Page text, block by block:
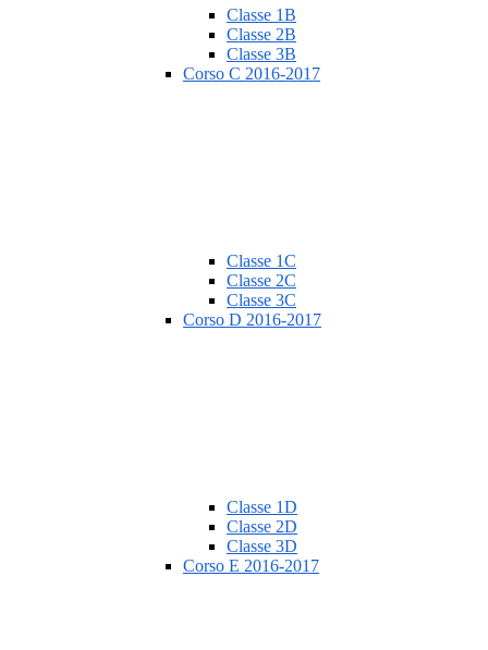
Classe 1B
Classe 2B
Classe 3B
Corso C 2016-2017
Classe 1C
Classe 2C
Classe 3C
Corso D 2016-2017
Classe 1D
Classe 2D
Classe 3D
Corso E 2016-2017